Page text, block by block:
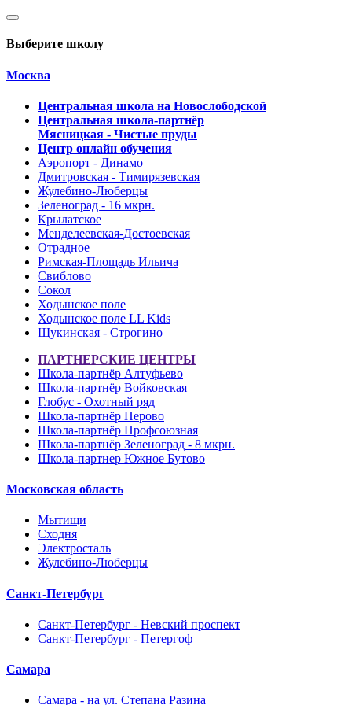
Выберите школу
Москва
Центральная школа на Новослободской
Центральная школа-партнёр
Мясницкая - Чистые пруды
Центр онлайн обучения
Аэропорт - Динамо
Дмитровская - Тимирязевская
Жулебино-Люберцы
Зеленоград - 16 мкрн.
Крылатское
Менделеевская-Достоевская
Отрадное
Римская-Площадь Ильича
Свиблово
Сокол
Ходынское поле
Ходынское поле LL Kids
Щукинская - Строгино
ПАРТНЕРСКИЕ ЦЕНТРЫ
Школа-партнёр Алтуфьево
Школа-партнёр Войковская
Глобус - Охотный ряд
Школа-партнёр Перово
Школа-партнёр Профсоюзная
Школа-партнёр Зеленоград - 8 мкрн.
Школа-партнер Южное Бутово
Московская область
Мытищи
Сходня
Электросталь
Жулебино-Люберцы
Санкт-Петербург
Санкт-Петербург - Невский проспект
Санкт-Петербург - Петергоф
Самара
Самара - на ул. Степана Разина